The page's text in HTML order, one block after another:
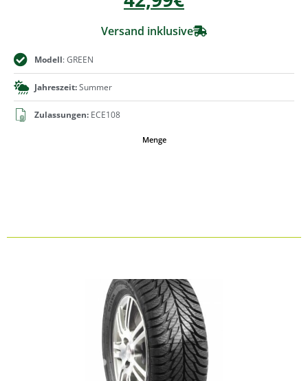
Versand inklusive
Modell: GREEN
Jahreszeit:Summer
Zulassungen: ECE108
Menge